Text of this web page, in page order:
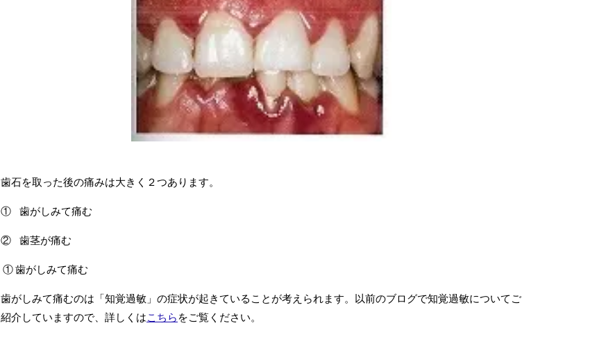
歯石を取った後の痛みは大きく２つあります。
① 歯がしみて痛む
② 歯茎が痛む
①歯がしみて痛む
歯がしみて痛むのは「知覚過敏」の症状が起きていることが考えられます。以前のブログで知覚過敏についてご
紹介していますので、詳しくはこちら をご覧ください。